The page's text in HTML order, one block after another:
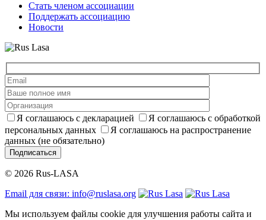
Стать членом ассоциации
Поддержать ассоциацию
Новости
Я соглашаюсь с декларацией
Я соглашаюсь с обработкой
персональных данных
Я соглашаюсь на распространение
данных (не обязательно)
Подписаться
© 2026 Rus-LASA
Email для связи: info@ruslasa.org
Мы используем файлы cookie для улучшения работы сайта и